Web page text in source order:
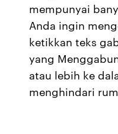
mempunyai
Anda ingin
ketikkan teks
yang
atau lebih ke
menghindari